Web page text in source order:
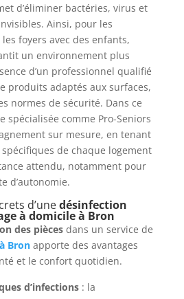
d’éliminer bactéries, virus et
Ainsi, pour les
foyers avec des enfants,
un environnement plus
d’un professionnel qualifié
produits adaptés aux surfaces,
normes de sécurité. Dans ce
spécialisée comme Pro-Seniors
sur mesure, en tenant
de chaque logement
attendu, notamment pour
d’autonomie.
d’unedésinfection
à domicile à Bron
des piècesdans un service de
Bron apporte des avantages
et le confort quotidien.
d’infections: la